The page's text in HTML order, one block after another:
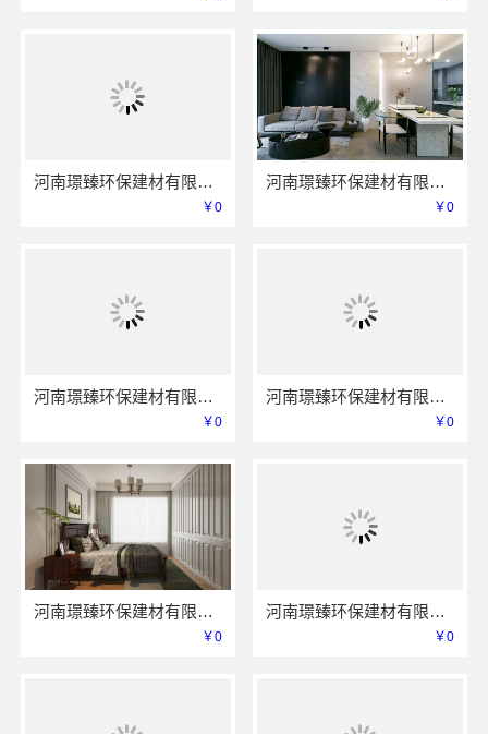
河南璟臻环保建材有限公司全铝整装品牌实力
￥0
河南璟臻环保建材有限公司 专业定制您的理想家
￥0
河南璟臻环保建材有限公司：全铝整装 健康首选
￥0
河南璟臻环保建材有限公司创新全铝家装解决方案
￥0
河南璟臻环保建材有限公司 专业团队实力保障
￥0
河南璟臻环保建材有限公司全铝整装引领家居新潮流
￥0